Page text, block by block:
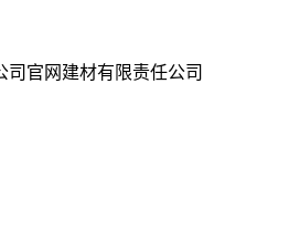
司官网建材有限责任公司